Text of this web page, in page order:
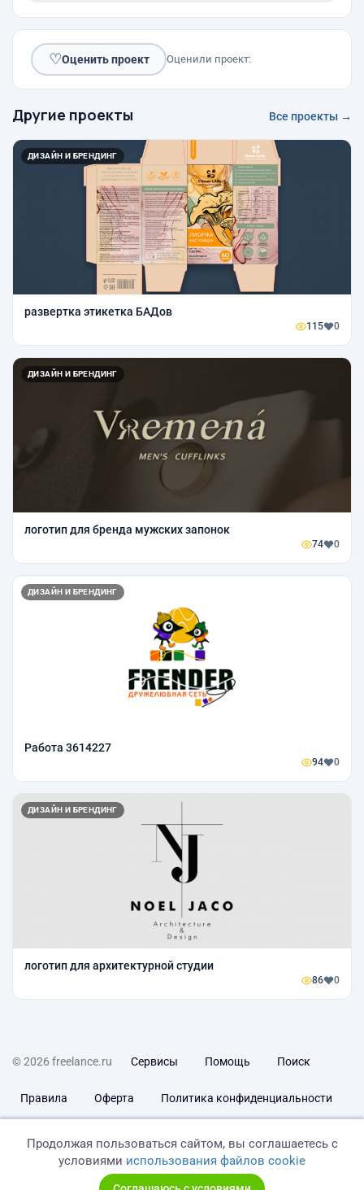
♡Оценить проект Оценили проект:
Другие проекты Все проекты →
ДИЗАЙН И БРЕНДИНГ
развертка этикетка БАДов
115 0
ДИЗАЙН И БРЕНДИНГ
логотип для бренда мужских запонок
74 0
ДИЗАЙН И БРЕНДИНГ
Работа 3614227
94 0
ДИЗАЙН И БРЕНДИНГ
логотип для архитектурной студии
86 0
© 2026 freelance.ru Сервисы Помощь Поиск
Правила Оферта Политика конфиденциальности
Продолжая пользоваться сайтом, вы соглашаетесь с
условиями использования файлов cookie